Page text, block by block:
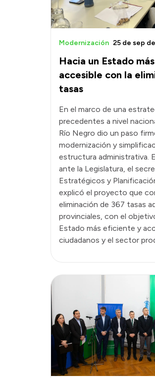
Hacia un Estado
accesible con la
tasas
Modernización 25 de sep
En el marco de una
precedentes a nivel
Río Negro dio un paso
modernización y
estructura administrativa.
ante la Legislatura, el
Estratégicos y
explicó el proyecto que
eliminación de 367 tasas
provinciales, con el
Estado más eficiente y
ciudadanos y el sector